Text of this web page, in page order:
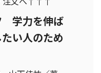
学力を伸ば
い人のため